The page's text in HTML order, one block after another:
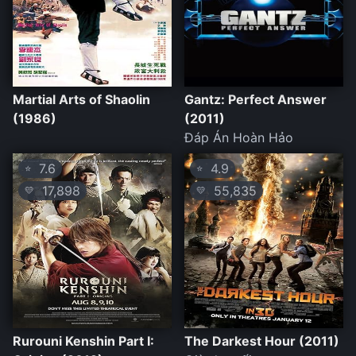
Martial Arts of Shaolin
(1986)
Gantz: Perfect Answer
(2011)
Đáp Án Hoàn Hảo
⭐ 7.6
💛 17,898
Rurouni Kenshin Part I:
⭐ 4.9
💛 55,835
The Darkest Hour (2011)